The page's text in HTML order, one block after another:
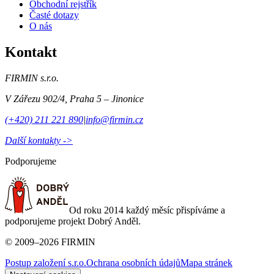
Obchodní rejstřík
Časté dotazy
O nás
Kontakt
FIRMIN s.r.o.
V Zářezu 902/4 Praha 5 – Jinonice
(+420) 211 221 890|info@firmin.cz
Další kontakty ->
Podporujeme
Od roku 2014 každý měsíc přispíváme a
podporujeme projekt Dobrý Anděl.
© 2009–2026 FIRMIN
Postup založení s.r.o.Ochrana osobních údajůMapa stránek